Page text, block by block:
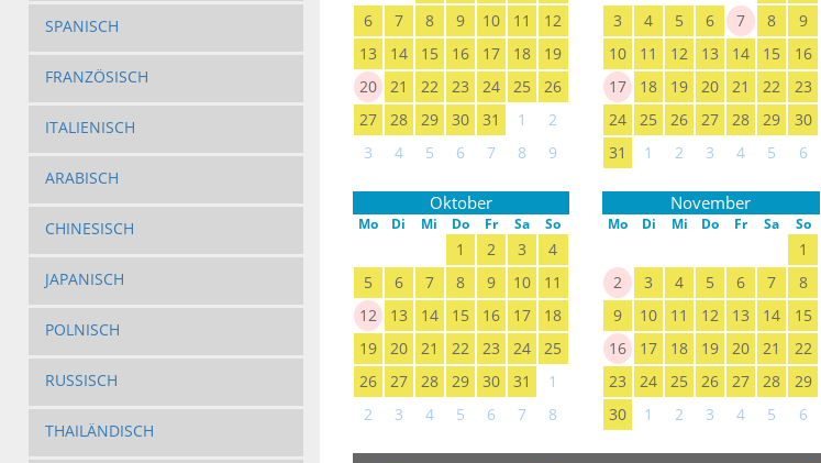
SPANISCH
FRANZÖSISCH
ITALIENISCH
ARABISCH
CHINESISCH
JAPANISCH
POLNISCH
RUSSISCH
THAILÄNDISCH
6
7 8 9 10 11
12
13
14 15 16 17 18
19
20
21 22 23 24 25
26
27
28 29 30 31 1
2
3
4 5 6 7 8 9
3
4 5 6 7 8
9
10
11 12 13 14 15
16
17
18 19 20 21 22
23
24
25 26 27 28 29
30
31
1 2 3 4 5 6
Oktober
Mo Di Mi Do Fr Sa So
1 2 3
4
5
6 7 8 9 10
11
12
13 14 15 16 17
18
19
20 21 22 23 24
25
26
27 28 29 30 31
1
2
3 4 5 6 7 8
November
Mo Di Mi Do Fr Sa So
1
2
3 4 5 6 7
8
9
10 11 12 13 14
15
16
17 18 19 20 21
22
23
24 25 26 27 28
29
30
1 2 3 4 5 6